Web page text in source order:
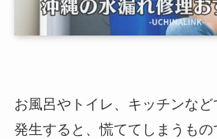
お風呂やトイレ、キッチンなど
発生すると、慌ててしまうもの